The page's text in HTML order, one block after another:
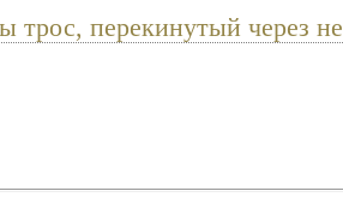
трос, перекинутый через не